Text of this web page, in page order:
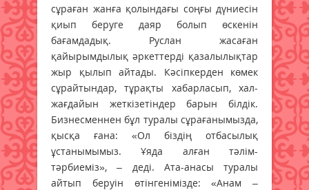
сұраған жанға қолындағы соңғы дүниесін
қиып беруге даяр болып өскенін
бағамдадық. Руслан жасаған
қайырымдылық әркеттерді қазалылықтар
жыр қылып айтады. Кәсіпкерден көмек
сұрайтындар, тұрақты хабарласып, хал-
жағдайын жеткізетіндер барын білдік.
Бизнесменнен бұл туралы сұрағанымызда,
қысқа ғана: «Ол біздің отбасылық
ұстанымымыз. Ұяда алған тәлім-
тәрбиеміз», – деді. Ата-анасы туралы
айтып беруін өтінгенімізде: «Анам –